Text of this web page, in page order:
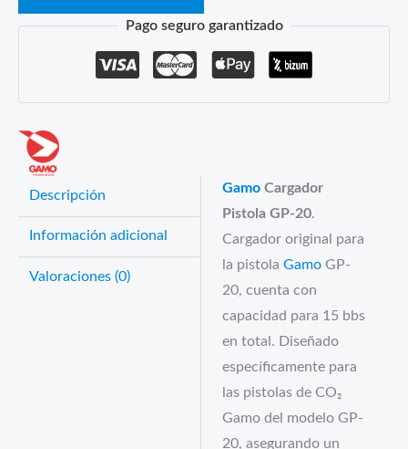
20
Red
Alert
cantidad
Pago seguro garantizado
Descripción
Información adicional
Valoraciones (0)
Gamo Cargador
Pistola GP-20.
Cargador original para
la pistolaGamoGP-
20, cuenta con
capacidad para 15 bbs
en total. Diseñado
específicamente para
las pistolas de CO₂
Gamo del modelo GP-
20, asegurando un